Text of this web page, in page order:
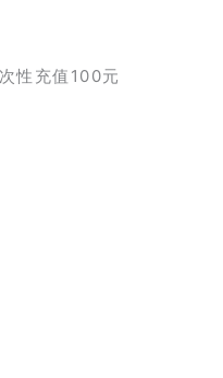
性充值100元